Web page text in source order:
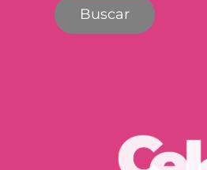
Buscar